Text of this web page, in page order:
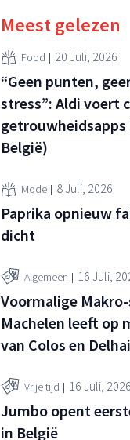
Meest gelezen
Food 20 Juli, 2026
“Geen punten,
stress”: Aldi voert
België)
Mode 8 Juli, 2026
Paprika opnieuw
dicht
Algemeen 16 Juli,
Voormalige
Machelen leeft op
van Colos en
Vrije tijd 16 Juli, 2026
Jumbo opent
in België